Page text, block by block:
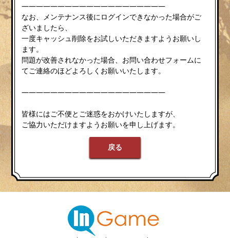
————————————————————
なお、メンテナンス後にログインできなかった場合がご
ざいましたら、
一度キャッシュ削除をお試しいただきますようお願いし
ます。
問題が改善されなかった場合、お問い合わせフォームに
てご連絡のほどよろしくお願いいたします。
————————————————————
皆様にはご不便とご迷惑をおかけいたしますが、
ご協力いただけますようお願いを申し上げます。
戻る